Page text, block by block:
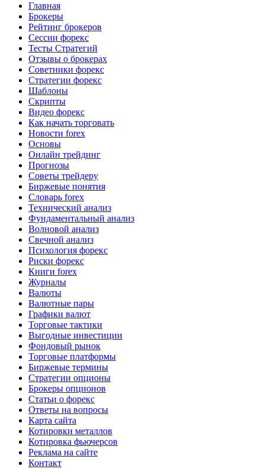
Главная
Брокеры
Рейтинг брокеров
Сессии форекс
Тесты Стратегий
Отзывы о брокерах
Советники форекс
Стратегии форекс
Шаблоны
Скрипты
Видео форекс
Как начать торговать
Новости forex
Основы
Онлайн трейдинг
Прогнозы
Советы трейдеру
Биржевые понятия
Словарь forex
Технический анализ
Фундаментальный анализ
Волновой анализ
Свечной анализ
Психология форекс
Риски форекс
Книги forex
Журналы
Валюты
Валютные пары
Графики валют
Торговые тактики
Выгодные инвестиции
Фондовый рынок
Торговые платформы
Биржевые термины
Стратегии опционы
Брокеры опционов
Статьи о форекс
Ответы на вопросы
Карта сайта
Котировки металлов
Котировка фьючерсов
Реклама на сайте
Контакт